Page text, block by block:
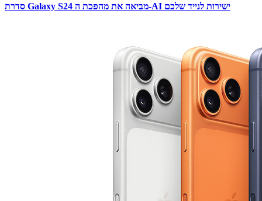
סדרת Galaxy S24 מביאה את מהפכת ה-AI ישירות לנייד שלכם